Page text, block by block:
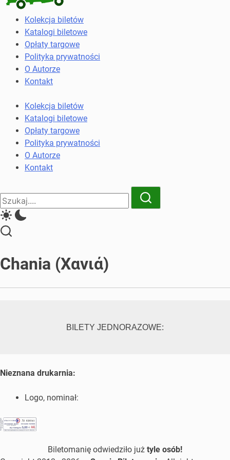
Kolekcja
biletów
komunikacji
miejskiej
kolejowych
Kolekcja biletów
Katalogi biletowe
Opłaty targowe
Polityka prywatności
O Autorze
Kontakt
Kolekcja biletów
Katalogi biletowe
Opłaty targowe
Polityka prywatności
O Autorze
Kontakt
Close
Search
Search
Chania (Χανιά)
BILETY JEDNORAZOWE:
Nieznana drukarnia:
Logo, nominał:
Biletomanię odwiedziło już tyle osób!